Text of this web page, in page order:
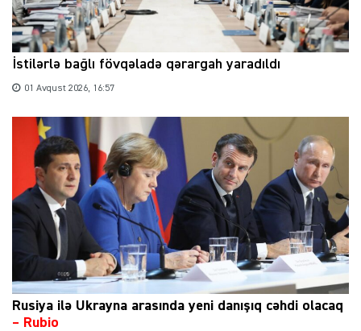
İstilərlə bağlı fövqəladə qərargah yaradıldı
01 Avqust 2026, 16:57
Rusiya ilə Ukrayna arasında yeni danışıq cəhdi olacaq
– Rubio